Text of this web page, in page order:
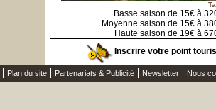
Basse saison de 15€ à
Moyenne saison de 15€ à
Haute saison de 19€ à
Inscrire votre point
Plan du site Partenariats & Publicité Newsletter Nous